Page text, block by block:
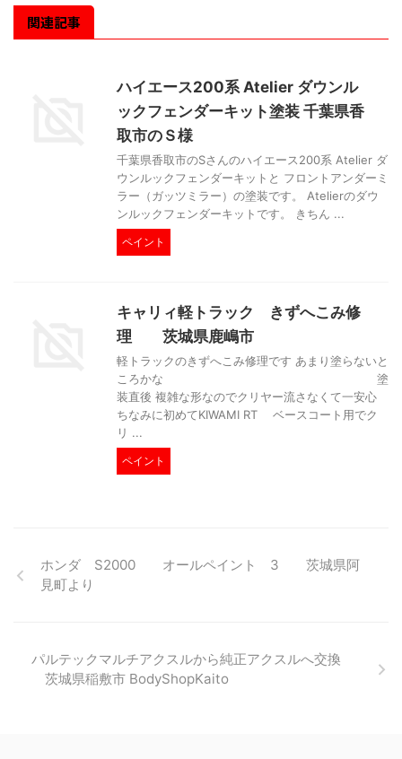
関連記事
ハイエース200系 Atelier ダウンル
ックフェンダーキット塗装 千葉県香
取市のＳ様
千葉県香取市のSさんのハイエース200系 Atelier ダ
ウンルックフェンダーキットと フロントアンダーミ
ラー（ガッツミラー）の塗装です。 Atelierのダウ
ンルックフェンダーキットです。 きちん ...
ペイント
キャリィ軽トラック きずへこみ修
理 茨城県鹿嶋市
軽トラックのきずへこみ修理です あまり塗らないと
ころかな 塗
装直後 複雑な形なのでクリヤー流さなくて一安心
ちなみに初めてKIWAMI RT ベースコート用でク
リ ...
ペイント
ホンダ S2000 オールペイント 3 茨城県阿
見町より
パルテックマルチアクスルから純正アクスルへ交換
茨城県稲敷市 BodyShopKaito